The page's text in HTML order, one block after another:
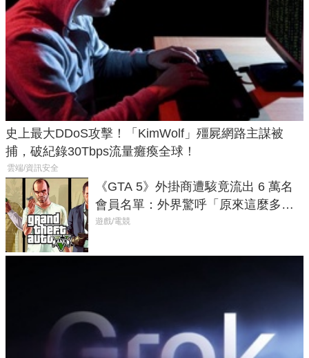
史上最大DDoS攻擊！「KimWolf」殭屍網路主謀被
捕，破紀錄30Tbps流量癱瘓全球！
雲端/資訊安全
《GTA 5》外掛商遭駭竟流出 6 萬名
會員名單：外界驚呼「原來這麼多人
在開掛！」
遊戲/電競